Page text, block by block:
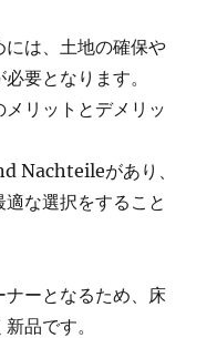
には、土地の確保や
要となります。
リットとデメリッ
Nachteileがあり、
な選択をすること
ーとなるため、床
品です。